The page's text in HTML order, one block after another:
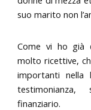
suo marito non
Come vi ho già
molto ricettive,
importanti nella
finanziario.